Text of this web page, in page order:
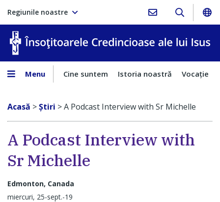
Regiunile noastre
Menu Cine suntem Istoria noastră Vocaţie
Acasă >Ştiri >A Podcast Interview with Sr Michelle
A Podcast Interview with
Sr Michelle
Edmonton, Canada
miercuri, 25-sept.-19